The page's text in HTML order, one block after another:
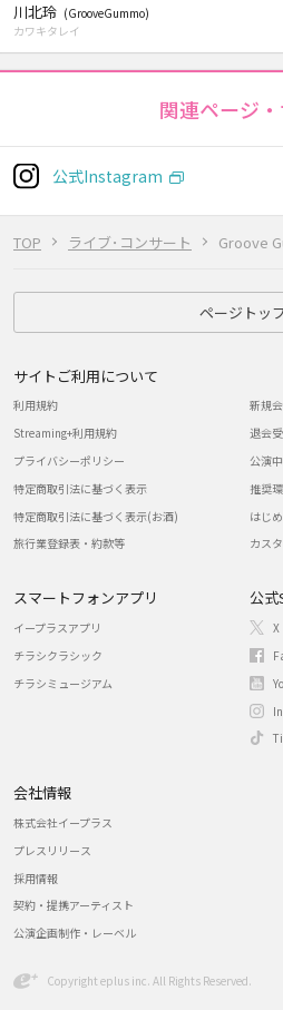
TOP ライブ･コンサート Groove
川北玲 (GrooveGummo)
カワキタレイ
関連ページ
公式Instagram
ページトッ
サイトご利用について
利用規約
Streaming+利用規約
プライバシーポリシー
特定商取引法に基づく表示
特定商取引法に基づく表示(お酒)
旅行業登録表・約款等
新規
退会
公演
推奨
はじ
カス
スマートフォンアプリ
イープラスアプリ
チラシクラシック
チラシミュージアム
公式
X
会社情報
株式会社イープラス
プレスリリース
採用情報
契約・提携アーティスト
公演企画制作・レーベル
Copyright eplus inc. All Rights Reserved.